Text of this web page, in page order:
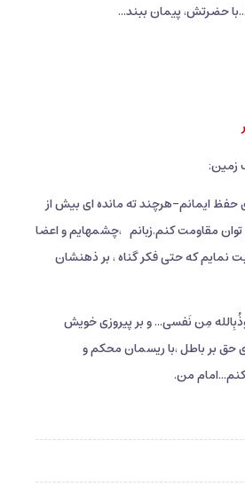
حضرتش، پیمان ببند...
زمین:
حفظ ایمانم-هرچند ته مانده ای بیش از
مقاومت کنم.زبانم ،چشمهایم و اعضا
نمایم که حتی فکر گناه ، بر ذهنشان
مِن نَفسی... و بر پیروزی خویش
حق بر باطل ،با ریسمان محکم و
من.